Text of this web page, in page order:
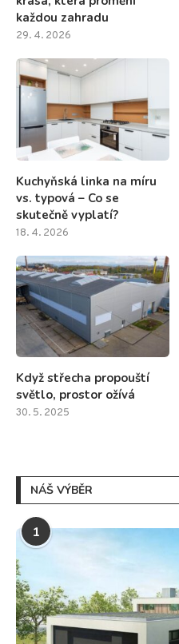
každou zahradu
29. 4. 2026
Kuchyňská linka na míru
vs. typová – Co se
skutečně vyplatí?
18. 4. 2026
Když střecha propouští
světlo, prostor ožívá
30. 5. 2025
NÁŠ VÝBĚR
1